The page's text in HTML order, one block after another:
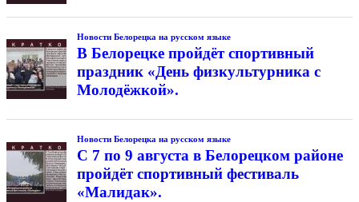
Новости Белорецка на русском языке
В Белорецке пройдёт спортивный
праздник «День физкультурника с
Молодёжкой».
Новости Белорецка на русском языке
С 7 по 9 августа в Белорецком районе
пройдёт спортивный фестиваль
«Малидак».